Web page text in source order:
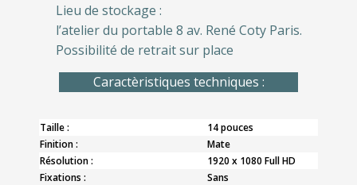
Lieu de stockage :
l’atelier du portable 8 av. René Coty Paris.
Possibilité de retrait sur place
Caractèristiques techniques :
Taille :
14 pouces
Finition :
Mate
Résolution :
1920 x 1080 Full HD
Fixations :
Sans